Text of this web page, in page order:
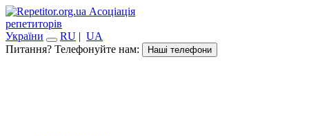
Асоціація
репетиторів
України
RU | UA
Питання? Телефонуйте нам:
Наші телефони